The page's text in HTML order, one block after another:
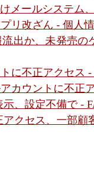
メールシステム
リ改ざん - 個人
出か、未発売
に不正アクセス
カウントに不正
、設定不備で -
クセス、一部顧